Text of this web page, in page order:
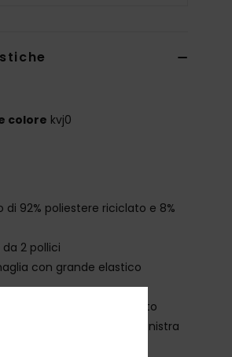
colore kvj0
di 92% poliestere riciclato e 8%
2 pollici
con grande elastico
coulisse a sostegno elevato
in gomma sulla gamba sinistra